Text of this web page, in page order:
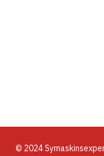
© 2024